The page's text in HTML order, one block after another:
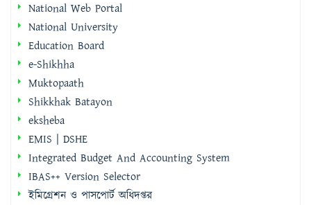
National Web Portal
National University
Education Board
e-Shikhha
Muktopaath
Shikkhak Batayon
eksheba
EMIS | DSHE
Integrated Budget And Accounting System
IBAS++ Version Selector
ইমিগ্রেশন ও পাসপোর্ট অধিদপ্তর